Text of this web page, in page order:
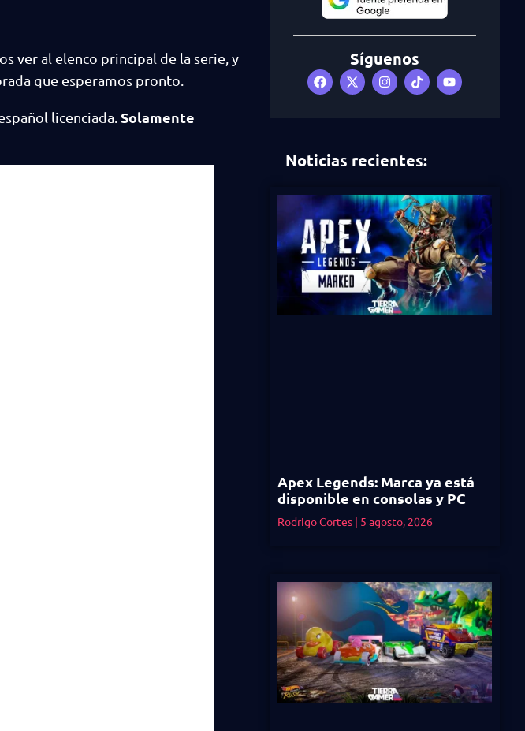
ver al elenco principal de la serie, y
que esperamos pronto.
licenciada.Solamente
Síguenos
Noticias recientes:
Apex Legends: Marca ya está
disponible en consolas y PC
Rodrigo Cortes 5 agosto, 2026